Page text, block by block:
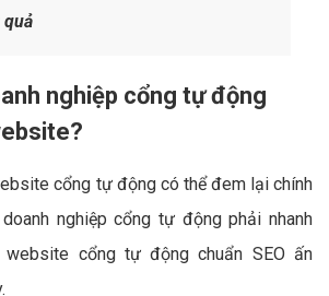
nghiệp cổng tự động
cổng tự động có thể đem lại chính
nghiệp cổng tự động phải nhanh
cổng tự động chuẩn SEO ấn